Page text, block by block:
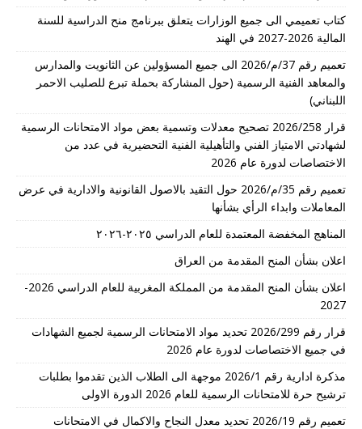
كتاب تعميمي الى جميع الوزارات يتعلق ببرنامج منح الدراسية للسنة
المالية 2026-2027 في الهند
تعميم رقم 37/م/2026 الى جميع المسؤولين عن الثانويت والمدارس
والمعاهد الفنية الرسمية (حول المشاركة بحملة تبرع للصليب الاحمر
اللبناني)
قرار 2026/258 تصحيح معدلات وتسمية بعض مواد الامتحانات الرسمية
لشهادتي الامتياز الفني والتأهيلية الفنية التحضيرية في عدد من
الاختصاصات لدورة عام 2026
تعميم رقم 35/م/2026 حول التقيد بالاصول القانونية والادارية في عرض
المعاملات وابداء الرأي بشأنها
المناهج المخفضة المعتمدة للعام الدراسي ٢٠٢٥-٢٠٢٦
اعلان بشأن المنح المقدمة من العراق
اعلان بشأن المنح المقدمة من المملكة المغربية للعام الدراسي 2026-
2027
قرار رقم 2026/299 تحديد مواد الامتحانات الرسمية لجميع الشهادات
في جميع الاختصاصات لدورة عام 2026
مذكرة ادارية رقم 2026/1 موجهة الى الطلاب الذين تقدموا بطلبات
ترشيح حرة للامتحانات الرسمية للعام 2026 الدورة الاولى
تعميم رقم 2026/19 تحديد معدل النجاح والاكمال في الامتحانات